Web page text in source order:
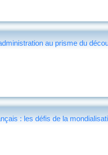
au prisme du
: les défis de la